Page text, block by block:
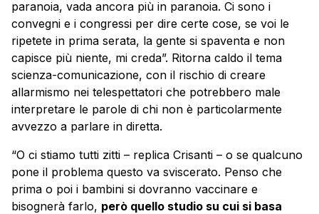
paranoia, vada ancora più in paranoia. Ci sono i
convegni e i congressi per dire certe cose, se voi le
ripetete in prima serata, la gente si spaventa e non
capisce più niente, mi creda”. Ritorna caldo il tema
scienza-comunicazione, con il rischio di creare
allarmismo nei telespettatori che potrebbero male
interpretare le parole di chi non è particolarmente
avvezzo a parlare in diretta.
“O ci stiamo tutti zitti – replica Crisanti – o se qualcuno
pone il problema questo va sviscerato. Penso che
prima o poi i bambini si dovranno vaccinare e
bisognerà farlo, però quello studio su cui si basa